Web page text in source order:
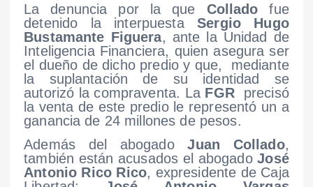
La denuncia por la que Collado fue
detenido la interpuestaSergio Hugo
Bustamante Figuera, ante la Unidad de
Inteligencia Financiera, quien asegura ser
el dueño de dicho predio y que, mediante
la suplantación de su identidad se
autorizó la compraventa. La FGRprecisó
la venta de este predio le representó un a
ganancia de 24 millones de pesos.
Además del abogadoJuan Collado,
también están acusados el abogadoJosé
Antonio Rico Rico, expresidente de Caja